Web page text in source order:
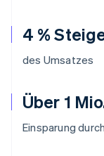
4 %
des Umsatzes
Über 1
Einsparung